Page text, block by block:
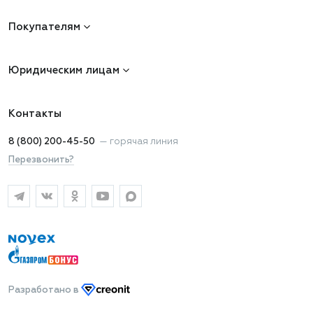
Покупателям
Юридическим лицам
Контакты
8 (800) 200-45-50 — горячая линия
Перезвонить?
Разработано в